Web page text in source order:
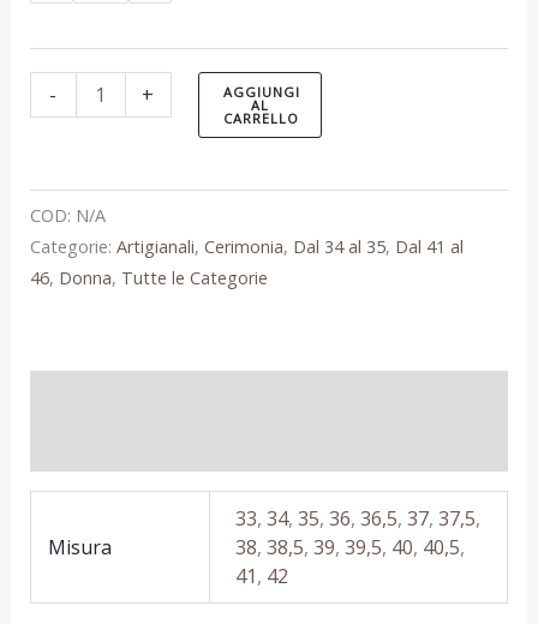
- + AGGIUNGI
AL
CARRELLO
COD: N/A
Categorie: Artigianali, Cerimonia, Dal 34 al 35, Dal 41 al
46, Donna, Tutte le Categorie
Misura
33,34,35,36,36,5,37,37,5,
38,38,5,39,39,5, 40, 40,5,
41, 42